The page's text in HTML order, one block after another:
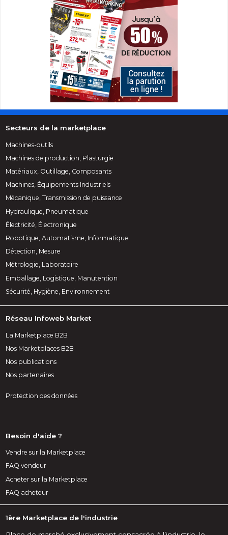
Secteurs de la marketplace
Machines-outils
Machines de production, Plasturgie
Matériaux, Outillage, Composants
Machines, Équipements Industriels
Mécanique, Transmission de puissance
Hydraulique, Pneumatique
Électricité, Électronique
Robotique, Automatisme, Informatique
Détection, Mesure
Métrologie, Laboratoire
Emballage, Logistique, Manutention
Sécurité, Hygiène, Environnement
Réseau Infoweb Market
La Marketplace B2B
Nos Marketplaces B2B
Nos publications
Nos partenaires
Protection des données
Besoin d'aide ?
Vendre sur la Marketplace
FAQ vendeur
Acheter sur la Marketplace
FAQ acheteur
1ère Marketplace de l'industrie